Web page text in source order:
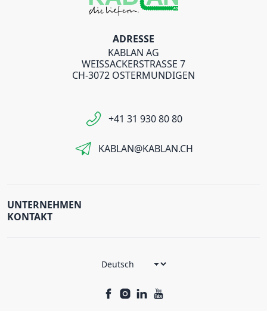
ADRESSE
KABLAN AG
WEISSACKERSTRASSE 7
CH-3072 OSTERMUNDIGEN
+41 31 930 80 80
KABLAN@KABLAN.CH
UNTERNEHMEN
KONTAKT